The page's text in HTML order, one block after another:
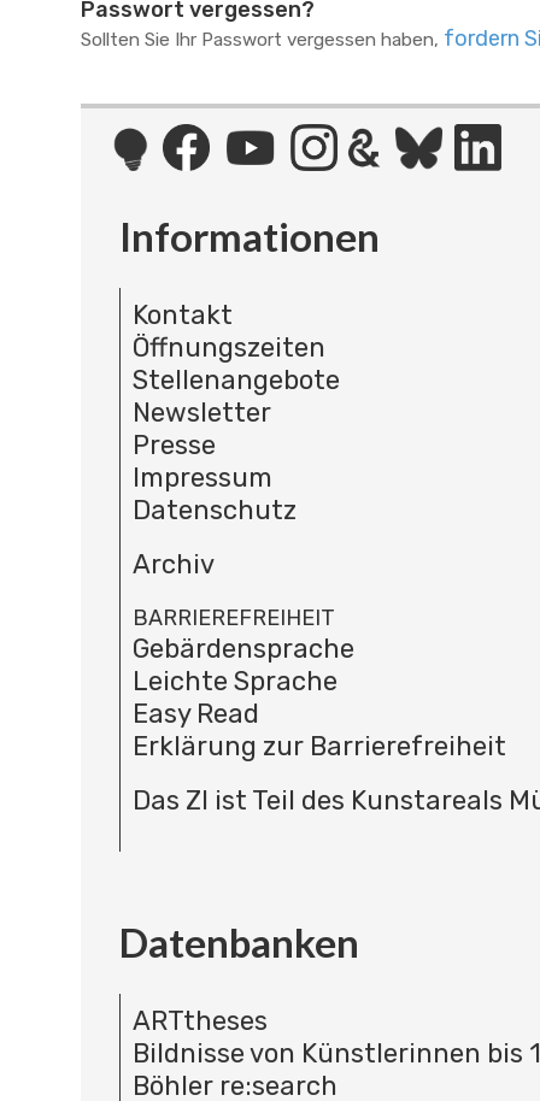
Passwort vergessen?
Sollten Sie Ihr Passwort vergessen haben, fordern
Informationen
Kontakt
Öffnungszeiten
Stellenangebote
Newsletter
Presse
Impressum
Datenschutz
Archiv
BARRIEREFREIHEIT
Gebärdensprache
Leichte Sprache
Easy Read
Erklärung zur Barrierefreiheit
Das ZI ist Teil des Kunstareals
Datenbanken
ARTtheses
Bildnisse von Künstlerinnen bis
Böhler re:search